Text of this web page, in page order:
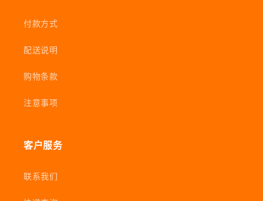
付款方式
配送说明
购物条款
注意事项
客户服务
联系我们